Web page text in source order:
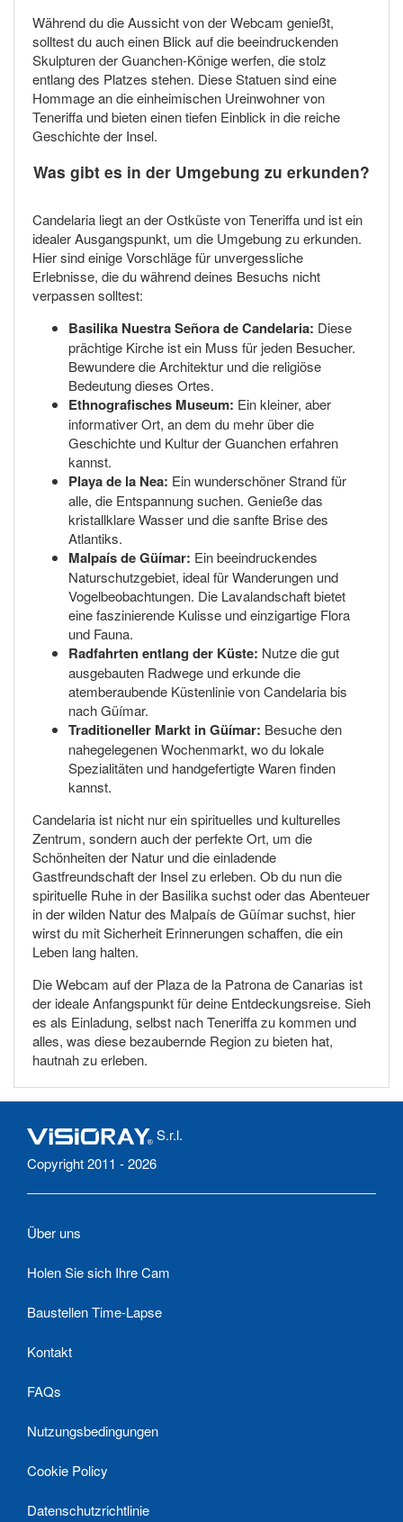
Während du die Aussicht von der Webcam genießt,
solltest du auch einen Blick auf die beeindruckenden
Skulpturen der Guanchen-Könige werfen, die stolz
entlang des Platzes stehen. Diese Statuen sind eine
Hommage an die einheimischen Ureinwohner von
Teneriffa und bieten einen tiefen Einblick in die reiche
Geschichte der Insel.
Was gibt es in der Umgebung zu erkunden?
Candelaria liegt an der Ostküste von Teneriffa und ist ein
idealer Ausgangspunkt, um die Umgebung zu erkunden.
Hier sind einige Vorschläge für unvergessliche
Erlebnisse, die du während deines Besuchs nicht
verpassen solltest:
Basilika Nuestra Señora de Candelaria: Diese
prächtige Kirche ist ein Muss für jeden Besucher.
Bewundere die Architektur und die religiöse
Bedeutung dieses Ortes.
Ethnografisches Museum: Ein kleiner, aber
informativer Ort, an dem du mehr über die
Geschichte und Kultur der Guanchen erfahren
kannst.
Playa de la Nea: Ein wunderschöner Strand für
alle, die Entspannung suchen. Genieße das
kristallklare Wasser und die sanfte Brise des
Atlantiks.
Malpaís de Güímar: Ein beeindruckendes
Naturschutzgebiet, ideal für Wanderungen und
Vogelbeobachtungen. Die Lavalandschaft bietet
eine faszinierende Kulisse und einzigartige Flora
und Fauna.
Radfahrten entlang der Küste: Nutze die gut
ausgebauten Radwege und erkunde die
atemberaubende Küstenlinie von Candelaria bis
nach Güímar.
Traditioneller Markt in Güímar: Besuche den
nahegelegenen Wochenmarkt, wo du lokale
Spezialitäten und handgefertigte Waren finden
kannst.
Candelaria ist nicht nur ein spirituelles und kulturelles
Zentrum, sondern auch der perfekte Ort, um die
Schönheiten der Natur und die einladende
Gastfreundschaft der Insel zu erleben. Ob du nun die
spirituelle Ruhe in der Basilika suchst oder das Abenteuer
in der wilden Natur des Malpaís de Güímar suchst, hier
wirst du mit Sicherheit Erinnerungen schaffen, die ein
Leben lang halten.
Die Webcam auf der Plaza de la Patrona de Canarias ist
der ideale Anfangspunkt für deine Entdeckungsreise. Sieh
es als Einladung, selbst nach Teneriffa zu kommen und
alles, was diese bezaubernde Region zu bieten hat,
hautnah zu erleben.
S.r.l.
Copyright 2011 - 2026
Über uns
Holen Sie sich Ihre Cam
Baustellen Time-Lapse
Kontakt
FAQs
Nutzungsbedingungen
Cookie Policy
Datenschutzrichtlinie